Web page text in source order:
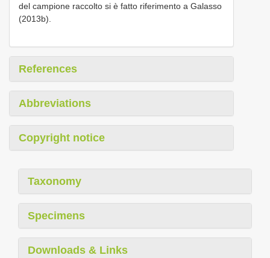
del campione raccolto si è fatto riferimento a Galasso
(2013b).
References
Abbreviations
Copyright notice
Taxonomy
Specimens
Downloads & Links